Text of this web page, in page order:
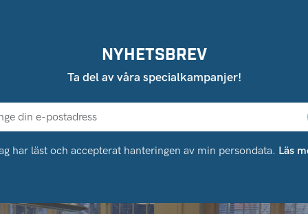
NYHETSBREV
Ta del av våra specialkampanjer!
har läst och accepterat hanteringen av min persondata. Läs